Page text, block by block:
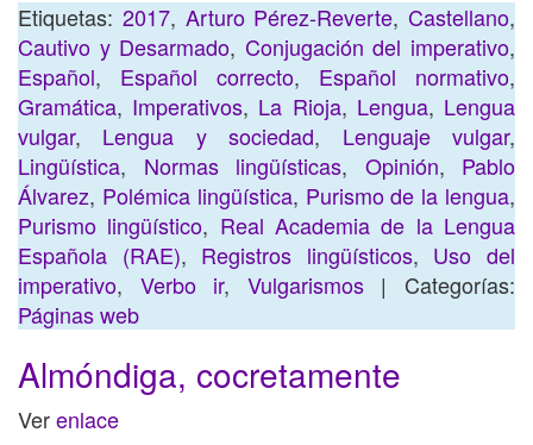
Etiquetas: 2017, Arturo Pérez-Reverte, Castellano,
Cautivo y Desarmado, Conjugación del imperativo,
Español, Español correcto, Español normativo,
Gramática, Imperativos, La Rioja, Lengua, Lengua
vulgar, Lengua y sociedad, Lenguaje vulgar,
Lingüística, Normas lingüísticas, Opinión, Pablo
Álvarez, Polémica lingüística, Purismo de la lengua,
Purismo lingüístico, Real Academia de la Lengua
Española (RAE), Registros lingüísticos, Uso del
imperativo, Verbo ir, Vulgarismos| Categorías:
Páginas web
Almóndiga, cocretamente
Verenlace